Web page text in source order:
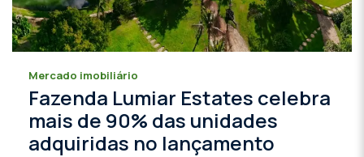
Mercado imobiliário
Fazenda Lumiar Estates celebra
mais de 90% das unidades
adquiridas no lançamento